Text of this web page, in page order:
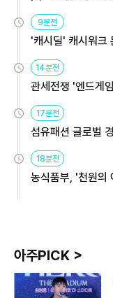
9분전
'캐시딜' 캐시워크
14분전
관세전쟁 '엔드게
17분전
섬유패션 글로벌
18분전
농식품부, '천원의
아주PICK >